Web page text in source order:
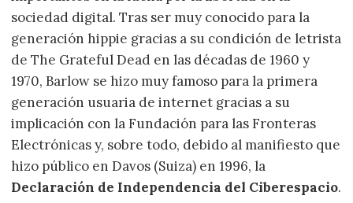
sociedad digital. Tras ser muy conocido para la
generación hippie gracias a su condición de letrista
de The Grateful Dead en las décadas de 1960 y
1970, Barlow se hizo muy famoso para la primera
generación usuaria de internet gracias a su
implicación con la Fundación para las Fronteras
Electrónicas y, sobre todo, debido al manifiesto que
hizo público en Davos (Suiza) en 1996, la
Declaración de Independencia del Ciberespacio.